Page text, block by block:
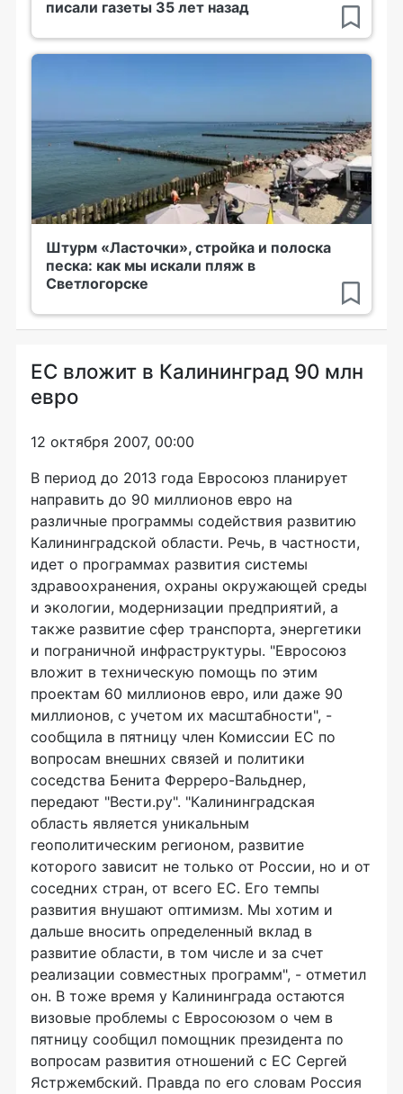
писали газеты 35 лет назад
Штурм «Ласточки», стройка и полоска
песка: как мы искали пляж в
Светлогорске
ЕС вложит в Калининград 90 млн
евро
12 октября 2007, 00:00
В период до 2013 года Евросоюз планирует
направить до 90 миллионов евро на
различные программы содействия развитию
Калининградской области. Речь, в частности,
идет о программах развития системы
здравоохранения, охраны окружающей среды
и экологии, модернизации предприятий, а
также развитие сфер транспорта, энергетики
и пограничной инфраструктуры. "Евросоюз
вложит в техническую помощь по этим
проектам 60 миллионов евро, или даже 90
миллионов, с учетом их масштабности", -
сообщила в пятницу член Комиссии ЕС по
вопросам внешних связей и политики
соседства Бенита Ферреро-Вальднер,
передают "Вести.ру". "Калининградская
область является уникальным
геополитическим регионом, развитие
которого зависит не только от России, но и от
соседних стран, от всего ЕС. Его темпы
развития внушают оптимизм. Мы хотим и
дальше вносить определенный вклад в
развитие области, в том числе и за счет
реализации совместных программ", - отметил
он. В тоже время у Калининграда остаются
визовые проблемы с Евросоюзом о чем в
пятницу сообщил помощник президента по
вопросам развития отношений с ЕС Сергей
Ястржембский. Правда по его словам Россия